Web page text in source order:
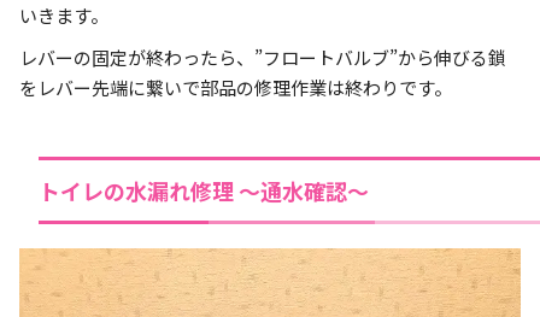
いきます。
レバーの固定が終わったら、”フロートバルブ”から伸びる鎖
をレバー先端に繋いで部品の修理作業は終わりです。
トイレの水漏れ修理 ～通水確認～